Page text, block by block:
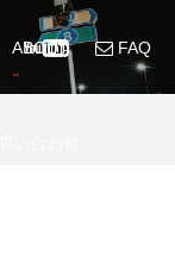
ABOUT FAQ